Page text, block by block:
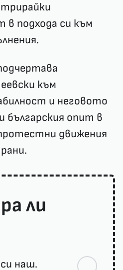
в подхода си към
към
и неговото
българския опит в
движения
ли
наш.